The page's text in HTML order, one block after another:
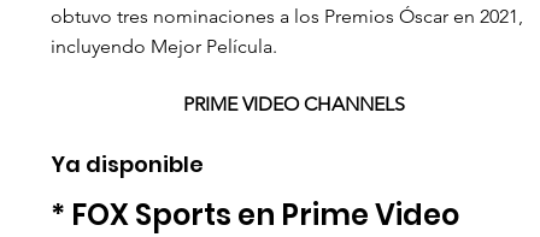
obtuvo tres nominaciones a los Premios Óscar en 2021,
incluyendo Mejor Película.
PRIME VIDEO CHANNELS
Ya disponible
* FOX Sports en Prime Video